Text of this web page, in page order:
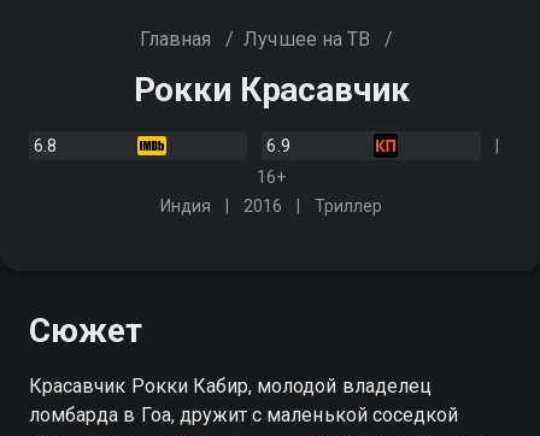
Главная / Лучшее на ТВ /
Рокки Красавчик
6.8
6.9
16+
Индия
2016 Триллер
Сюжет
Красавчик Рокки Кабир, молодой владелец
ломбарда в Гоа, дружит с маленькой соседкой